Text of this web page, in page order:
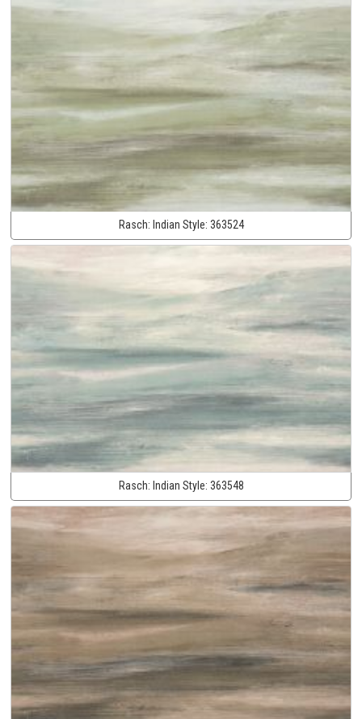
Rasch: Indian Style: 363524
Rasch: Indian Style: 363548